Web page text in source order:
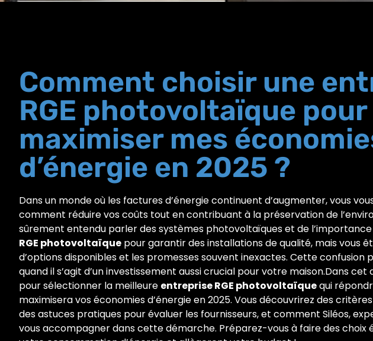
Comment choisir une
RGE photovoltaïque pour
maximiser mes
d’énergie en 2025 ?
Dans un monde où les factures d’énergie continuent d’augmenter, vous
comment réduire vos coûts tout en contribuant à la préservation de
sûrement entendu parler des systèmes photovoltaïques et de
RGE photovoltaïque pour garantir des installations de qualité, mais vous
d’options disponibles et les promesses souvent inexactes. Cette
quand il s’agit d’un investissement aussi crucial pour votre maison.Dans
pour sélectionner la meilleure entreprise RGE photovoltaïquequi
maximisera vos économies d’énergie en 2025. Vous découvrirez des
des astuces pratiques pour évaluer les fournisseurs, et comment Siléos,
vous accompagner dans cette démarche. Préparez-vous à faire des choix